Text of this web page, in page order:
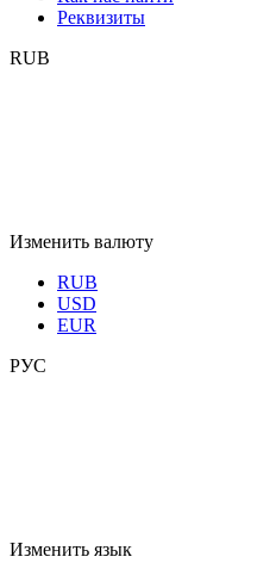
Реквизиты
RUB
Изменить валюту
RUB
USD
EUR
РУС
Изменить язык